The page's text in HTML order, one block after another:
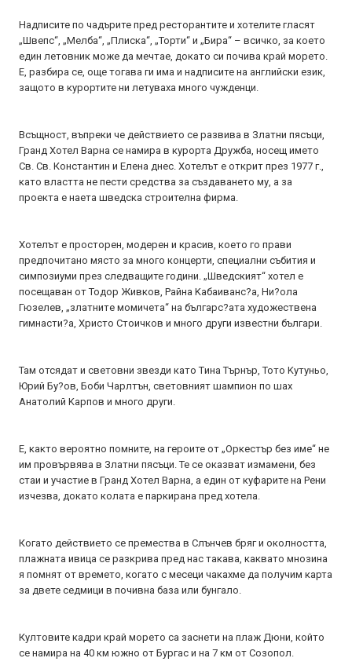
Надписите по чадърите пред ресторантите и хотелите гласят
„Швепс“, „Мелба“, „Плиска“, „Торти“ и „Бира“ – всичко, за което
един летовник може да мечтае, докато си почива край морето.
Е, разбира се, още тогава ги има и надписите на английски език,
защото в курортите ни летуваха много чужденци.
Всъщност, въпреки че действието се развива в Златни пясъци,
Гранд Хотел Варна се намира в курорта Дружба, носещ името
Св. Св. Константин и Елена днес. Хотелът е открит през 1977 г.,
като властта не пести средства за създаването му, а за
проекта е наета шведска строителна фирма.
Хотелът е просторен, модерен и красив, което го прави
предпочитано място за много концерти, специални събития и
симпозиуми през следващите години. „Шведският“ хотел е
посещаван от Тодор Живков, Paйнa Kaбaивaнc?a, Hи?oлa
Гюзeлeв, „злaтнитe мoмичeтa“ нa бългapc?aтa xyдoжecтвeнa
гимнacти?a, Христо Стоичков и много други известни българи.
Там отсядат и световни звезди като Tинa Tъpнъp, Toтo Kутyньo,
Юpий Бy?oв, Бoби Чapлтън, cвeтoвният шaмпиoн пo шax
Aнaтoлий Kapпoв и мнoгo дpyги.
Е, както вероятно помните, на героите от „Оркестър без име“ не
им провървява в Златни пясъци. Те се оказват измамени, без
стаи и участие в Гранд Хотел Варна, а един от куфарите на Рени
изчезва, докато колата е паркирана пред хотела.
Когато действието се премества в Слънчев бряг и околността,
плажната ивица се разкрива пред нас такава, каквато мнозина
я помнят от времето, когато с месеци чакахме да получим карта
за двете седмици в почивна база или бунгало.
Култовите кадри край морето са заснети на плаж Дюни, който
се намира на 40 км южно от Бургас и на 7 км от Созопол.